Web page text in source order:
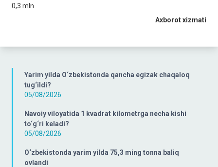
Yarim yilda O‘zbekistonda qancha egizak chaqaloq
tug‘ildi?
05/08/2026
Navoiy viloyatida 1 kvadrat kilometrga necha kishi
to‘g‘ri keladi?
05/08/2026
O‘zbekistonda yarim yilda 75,3 ming tonna baliq
ovlandi
0,3 mln.
Axborot xizmati